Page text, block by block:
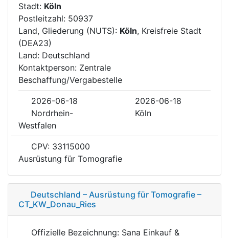
Stadt: Köln
Postleitzahl: 50937
Land, Gliederung (NUTS): Köln, Kreisfreie Stadt
(DEA23)
Land: Deutschland
Kontaktperson: Zentrale
Beschaffung/Vergabestelle
2026-06-18
2026-06-18
Nordrhein-
Westfalen
Köln
CPV: 33115000
Ausrüstung für Tomografie
Deutschland – Ausrüstung für Tomografie –
CT_KW_Donau_Ries
Offizielle Bezeichnung: Sana Einkauf &